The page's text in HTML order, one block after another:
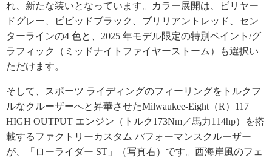
れ、新たな装いとなっています。カラー展開は、ビリヤー
ドグレー、ビビッドブラック、ブリリアントレッド、セン
ターラインの4 色と、2025 年モデル限定の特別ペイント/グ
ラフィック（ミッドナイトファイヤーストーム）も選択い
ただけます。
そして、スポーツ ライディングのフィーリングをトルクフ
ルなクルーザーへと昇華させたMilwaukee-Eight（R）117
HIGH OUTPUT エンジン（トルク173Nm／馬力114hp）を搭
載するファクトリーカスタム パフォーマンスクルーザー
が、「ローライダー ST」（写真右）です。西海岸風のフェ